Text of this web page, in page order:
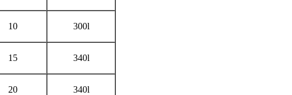
10 300l
15 340l
20 340l